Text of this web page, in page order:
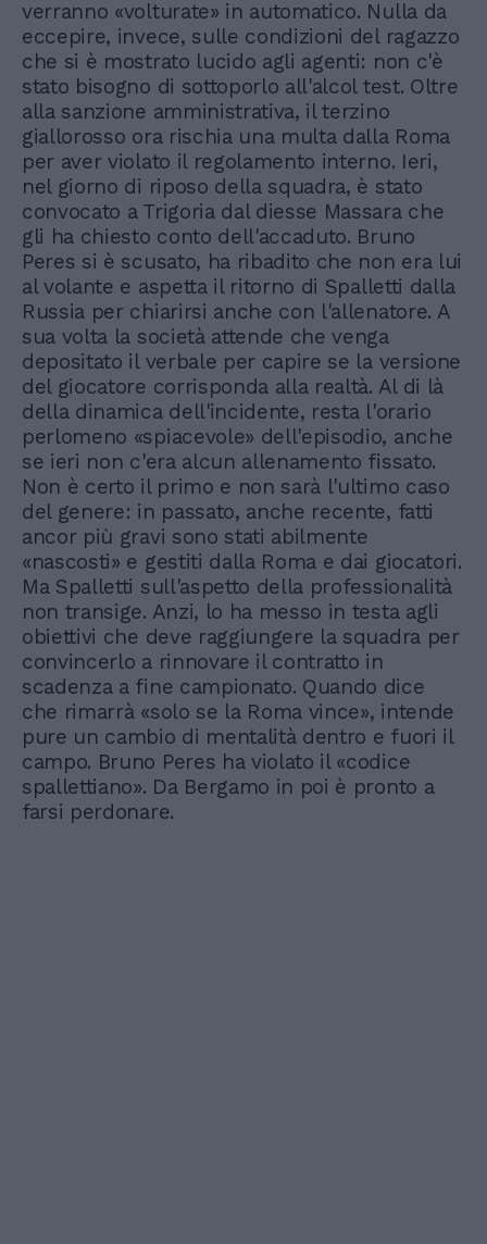
verranno «volturate» in automatico. Nulla da
eccepire, invece, sulle condizioni del ragazzo
che si è mostrato lucido agli agenti: non c'è
stato bisogno di sottoporlo all'alcol test. Oltre
alla sanzione amministrativa, il terzino
giallorosso ora rischia una multa dalla Roma
per aver violato il regolamento interno. Ieri,
nel giorno di riposo della squadra, è stato
convocato a Trigoria dal diesse Massara che
gli ha chiesto conto dell'accaduto. Bruno
Peres si è scusato, ha ribadito che non era lui
al volante e aspetta il ritorno di Spalletti dalla
Russia per chiarirsi anche con l'allenatore. A
sua volta la società attende che venga
depositato il verbale per capire se la versione
del giocatore corrisponda alla realtà. Al di là
della dinamica dell'incidente, resta l'orario
perlomeno «spiacevole» dell'episodio, anche
se ieri non c'era alcun allenamento fissato.
Non è certo il primo e non sarà l'ultimo caso
del genere: in passato, anche recente, fatti
ancor più gravi sono stati abilmente
«nascosti» e gestiti dalla Roma e dai giocatori.
Ma Spalletti sull'aspetto della professionalità
non transige. Anzi, lo ha messo in testa agli
obiettivi che deve raggiungere la squadra per
convincerlo a rinnovare il contratto in
scadenza a fine campionato. Quando dice
che rimarrà «solo se la Roma vince», intende
pure un cambio di mentalità dentro e fuori il
campo. Bruno Peres ha violato il «codice
spallettiano». Da Bergamo in poi è pronto a
farsi perdonare.